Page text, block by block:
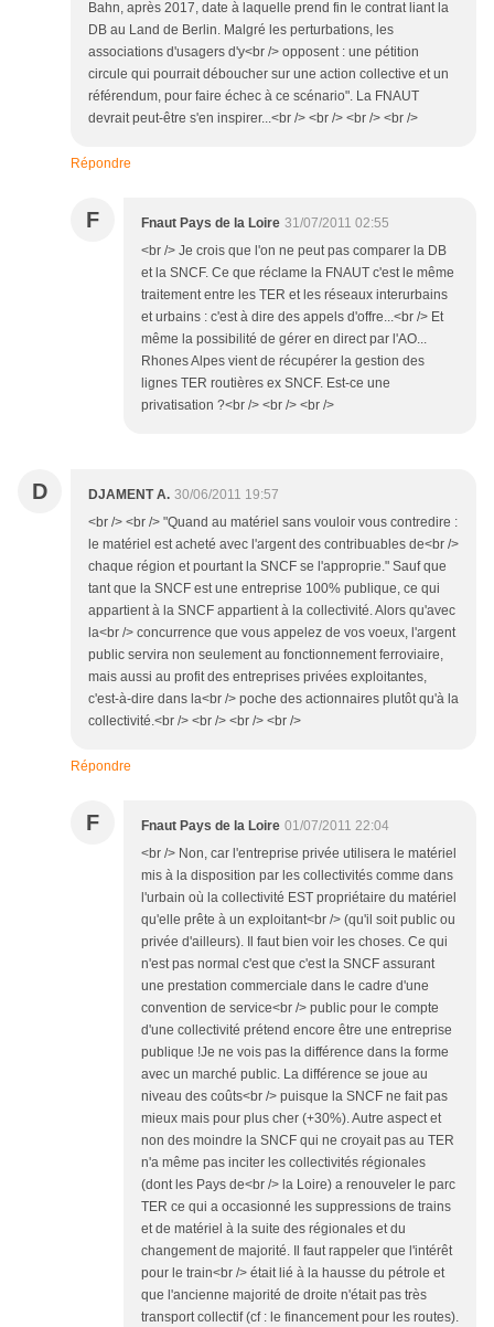
Bahn, après 2017, date à laquelle prend fin le contrat liant la
DB au Land de Berlin. Malgré les perturbations, les
associations d'usagers d'y<br /> opposent : une pétition
circule qui pourrait déboucher sur une action collective et un
référendum, pour faire échec à ce scénario". La FNAUT
devrait peut-être s'en inspirer...<br /> <br /> <br /> <br />
Répondre
F Fnaut Pays de la Loire 31/07/2011 02:55
<br /> Je crois que l'on ne peut pas comparer la DB
et la SNCF. Ce que réclame la FNAUT c'est le même
traitement entre les TER et les réseaux interurbains
et urbains : c'est à dire des appels d'offre...<br /> Et
même la possibilité de gérer en direct par l'AO...
Rhones Alpes vient de récupérer la gestion des
lignes TER routières ex SNCF. Est-ce une
privatisation ?<br /> <br /> <br />
D DJAMENT A. 30/06/2011 19:57
<br /> <br /> "Quand au matériel sans vouloir vous contredire :
le matériel est acheté avec l'argent des contribuables de<br />
chaque région et pourtant la SNCF se l'approprie." Sauf que
tant que la SNCF est une entreprise 100% publique, ce qui
appartient à la SNCF appartient à la collectivité. Alors qu'avec
la<br /> concurrence que vous appelez de vos voeux, l'argent
public servira non seulement au fonctionnement ferroviaire,
mais aussi au profit des entreprises privées exploitantes,
c'est-à-dire dans la<br /> poche des actionnaires plutôt qu'à la
collectivité.<br /> <br /> <br /> <br />
Répondre
F Fnaut Pays de la Loire 01/07/2011 22:04
<br /> Non, car l'entreprise privée utilisera le matériel
mis à la disposition par les collectivités comme dans
l'urbain où la collectivité EST propriétaire du matériel
qu'elle prête à un exploitant<br /> (qu'il soit public ou
privée d'ailleurs). Il faut bien voir les choses. Ce qui
n'est pas normal c'est que c'est la SNCF assurant
une prestation commerciale dans le cadre d'une
convention de service<br /> public pour le compte
d'une collectivité prétend encore être une entreprise
publique !Je ne vois pas la différence dans la forme
avec un marché public. La différence se joue au
niveau des coûts<br /> puisque la SNCF ne fait pas
mieux mais pour plus cher (+30%). Autre aspect et
non des moindre la SNCF qui ne croyait pas au TER
n'a même pas inciter les collectivités régionales
(dont les Pays de<br /> la Loire) a renouveler le parc
TER ce qui a occasionné les suppressions de trains
et de matériel à la suite des régionales et du
changement de majorité. Il faut rappeler que l'intérêt
pour le train<br /> était lié à la hausse du pétrole et
que l'ancienne majorité de droite n'était pas très
transport collectif (cf : le financement pour les routes).